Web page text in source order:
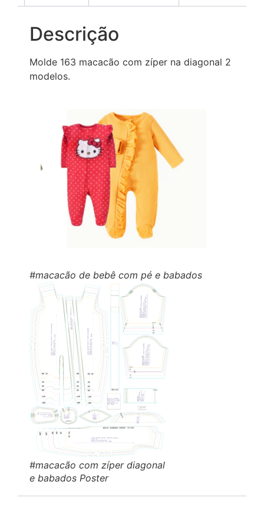
Descrição
Molde 163 macacão com zíper na diagonal 2
modelos.
#macacão de bebê com pé e babados
#macacão com zíper diagonal
e babados Poster